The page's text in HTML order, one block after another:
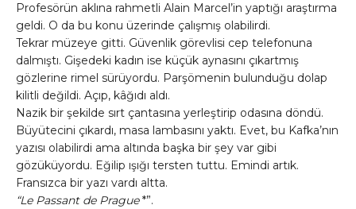
Profesörün aklına rahmetli Alain Marcel’in yaptığı araştırma
geldi. O da bu konu üzerinde çalışmış olabilirdi.
Tekrar müzeye gitti. Güvenlik görevlisi cep telefonuna
dalmıştı. Gişedeki kadın ise küçük aynasını çıkartmış
gözlerine rimel sürüyordu. Parşömenin bulunduğu dolap
kilitli değildi. Açıp, kâğıdı aldı.
Nazik bir şekilde sırt çantasına yerleştirip odasına döndü.
Büyütecini çıkardı, masa lambasını yaktı. Evet, bu Kafka’nın
yazısı olabilirdi ama altında başka bir şey var gibi
gözüküyordu. Eğilip ışığı tersten tuttu. Emindi artık.
Fransızca bir yazı vardı altta.
“Le Passant de Prague*”.